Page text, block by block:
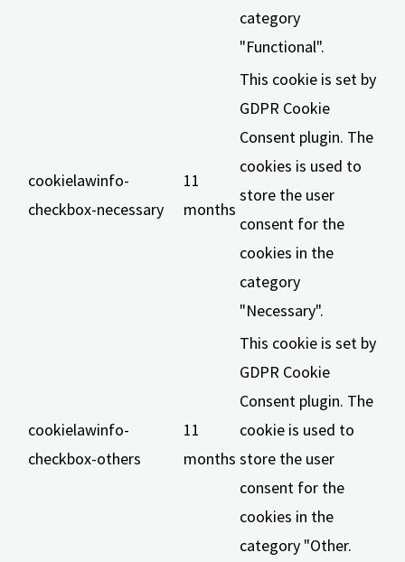
category
"Functional".
cookielawinfo-
checkbox-necessary
11
months
This cookie is set by
GDPR Cookie
Consent plugin. The
cookies is used to
store the user
consent for the
cookies in the
category
"Necessary".
cookielawinfo-
checkbox-others
11
months
This cookie is set by
GDPR Cookie
Consent plugin. The
cookie is used to
store the user
consent for the
cookies in the
category "Other.